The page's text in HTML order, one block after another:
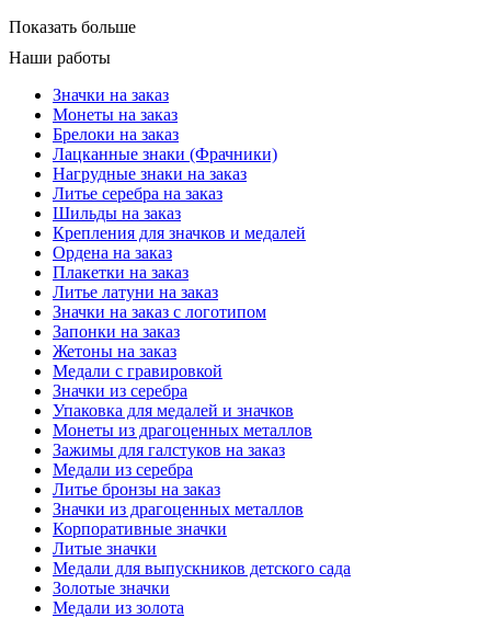
Показать больше
Наши работы
Значки на заказ
Монеты на заказ
Брелоки на заказ
Лацканные знаки (Фрачники)
Нагрудные знаки на заказ
Литье серебра на заказ
Шильды на заказ
Крепления для значков и медалей
Ордена на заказ
Плакетки на заказ
Литье латуни на заказ
Значки на заказ с логотипом
Запонки на заказ
Жетоны на заказ
Медали с гравировкой
Значки из серебра
Упаковка для медалей и значков
Монеты из драгоценных металлов
Зажимы для галстуков на заказ
Медали из серебра
Литье бронзы на заказ
Значки из драгоценных металлов
Корпоративные значки
Литые значки
Медали для выпускников детского сада
Золотые значки
Медали из золота